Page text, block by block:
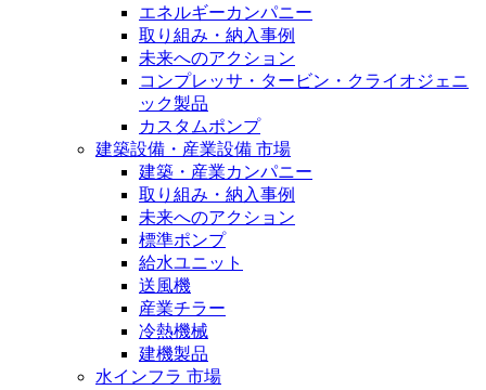
エネルギーカンパニー
取り組み・納入事例
未来へのアクション
コンプレッサ・タービン・クライオジェニ
ック製品
カスタムポンプ
建築設備・産業設備 市場
建築・産業カンパニー
取り組み・納入事例
未来へのアクション
標準ポンプ
給水ユニット
送風機
産業チラー
冷熱機械
建機製品
水インフラ 市場